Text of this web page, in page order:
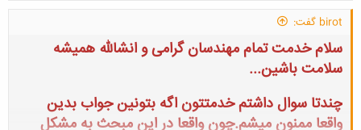
birot گفت:
سلام خدمت تمام مهندسان گرامی و انشالله همیشه
سلامت باشین...
چندتا سوال داشتم خدمتتون اگه بتونین جواب بدین
واقعا ممنون میشم.چون واقعا در این مبحث به مشکل